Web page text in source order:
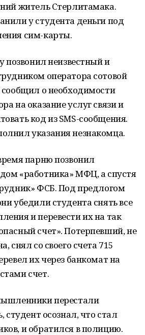
житель Стерлитамака.
у студента деньги под
сим-карты.
позвонил неизвестный и
оператора сотовой
сообщил о необходимости
на оказание услуг связи и
код из SMS-сообщения.
указания незнакомца.
парню позвонил
«работника» МФЦ, а спустя
ФСБ. Под предлогом
убедили студента снять все
и перевести их на так
счет». Потерпевший, не
снял со своего счета 715
их через банкомат на
счет.
перестали
студент осознал, что стал
и обратился в полицию.